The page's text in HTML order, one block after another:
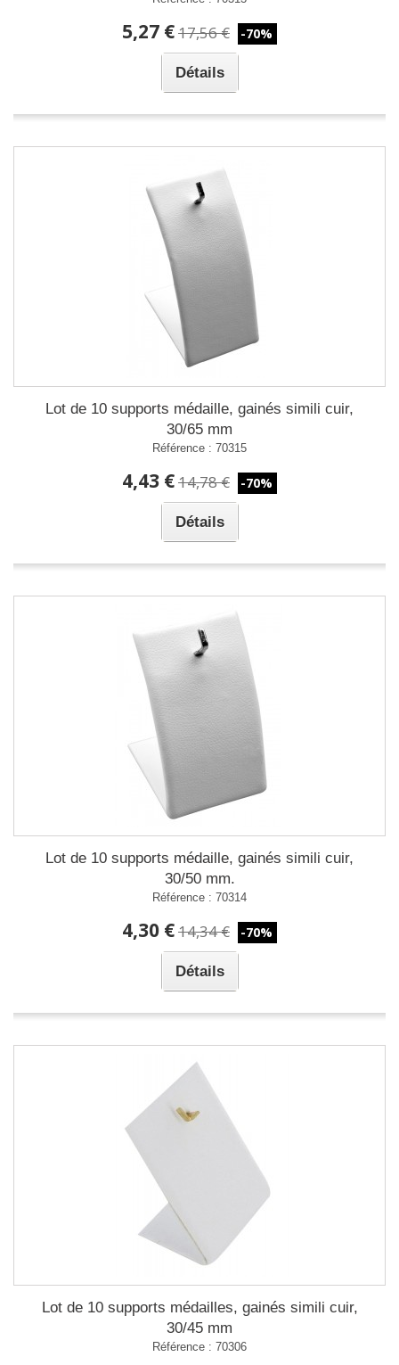
5,27 €17,56 € -70%
Détails
Lot de 10 supports médaille, gainés simili cuir,
30/65 mm
Référence : 70315
4,43 €14,78 € -70%
Détails
Lot de 10 supports médaille, gainés simili cuir,
30/50 mm.
Référence : 70314
4,30 €14,34 € -70%
Détails
Lot de 10 supports médailles, gainés simili cuir,
30/45 mm
Référence : 70306